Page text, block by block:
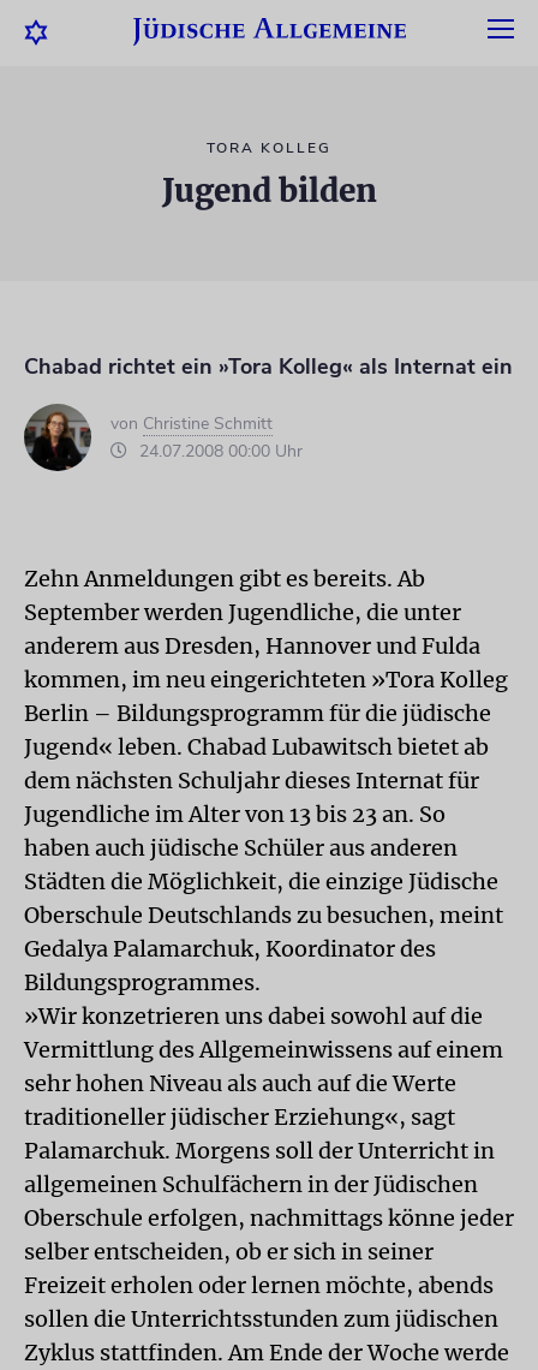
TORA KOLLEG
Jugend bilden
Chabad richtet ein »Tora Kolleg« als Internat ein
von Christine Schmitt
24.07.2008 00:00 Uhr
Zehn Anmeldungen gibt es bereits. Ab
September werden Jugendliche, die unter
anderem aus Dresden, Hannover und Fulda
kommen, im neu eingerichteten »Tora Kolleg
Berlin – Bildungsprogramm für die jüdische
Jugend« leben. Chabad Lubawitsch bietet ab
dem nächsten Schuljahr dieses Internat für
Jugendliche im Alter von 13 bis 23 an. So
haben auch jüdische Schüler aus anderen
Städten die Möglichkeit, die einzige Jüdische
Oberschule Deutschlands zu besuchen, meint
Gedalya Palamarchuk, Koordinator des
Bildungsprogrammes.
»Wir konzetrieren uns dabei sowohl auf die
Vermittlung des Allgemeinwissens auf einem
sehr hohen Niveau als auch auf die Werte
traditioneller jüdischer Erziehung«, sagt
Palamarchuk. Morgens soll der Unterricht in
allgemeinen Schulfächern in der Jüdischen
Oberschule erfolgen, nachmittags könne jeder
selber entscheiden, ob er sich in seiner
Freizeit erholen oder lernen möchte, abends
sollen die Unterrichtsstunden zum jüdischen
Zyklus stattfinden. Am Ende der Woche werde